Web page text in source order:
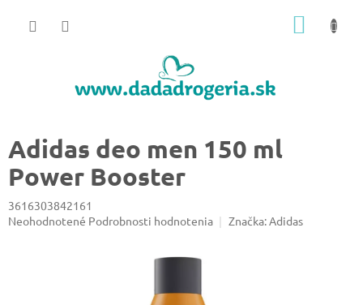
Adidas deo men 150 ml
Power Booster
3616303842161
Priemerné
Neohodnotené Podrobnosti hodnotenia Značka:Adidas